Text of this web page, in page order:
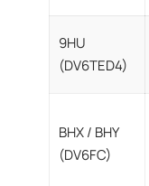
9HU
(DV6TED4)
BHX / BHY
(DV6FC)